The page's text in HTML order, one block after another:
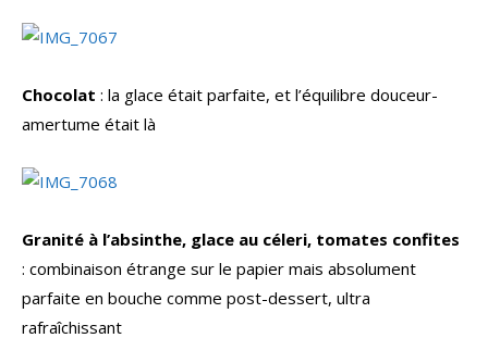
Chocolat : la glace était parfaite, et l’équilibre douceur-
amertume était là
Granité à l’absinthe, glace au céleri, tomates confites
: combinaison étrange sur le papier mais absolument
parfaite en bouche comme post-dessert, ultra
rafraîchissant